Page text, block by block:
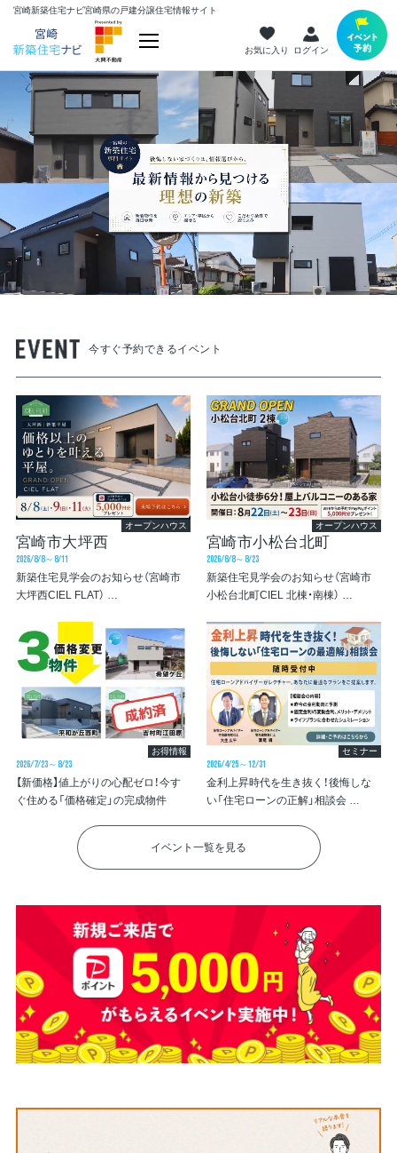
宮崎新築住宅ナビ宮崎県の戸建分譲住宅情報サイト
お気に入り ログイン
今すぐ予約できるイベント
オープンハウス
宮崎市大坪西
2026/8/8～8/11
新築住宅見学会のお知らせ（宮崎市
大坪西CIEL FLAT）
オープンハウス
宮崎市小松台北町
2026/8/8～8/23
新築住宅見学会のお知らせ（宮崎市
小松台北町CIEL 北棟・南棟）
お得情報
2026/7/23～8/23
【新価格】値上がりの心配ゼロ！今す
ぐ住める「価格確定」の完成物件
セミナー
2026/4/25～12/31
金利上昇時代を生き抜く！後悔しな
い「住宅ローンの正解」相談会
イベント一覧を見る